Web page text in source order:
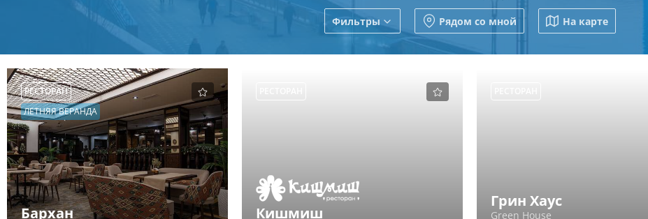
Фильтры Рядом со мной На карте
РЕСТОРАН
ЛЕТНЯЯ ВЕРАНДА
Бархан Кишмиш
Грин Хаус
Green House